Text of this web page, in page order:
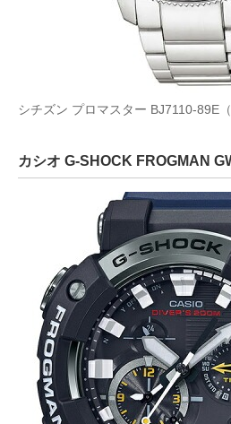
シチズン プロマスター BJ7110-89E（
カシオ G-SHOCK FROGMAN